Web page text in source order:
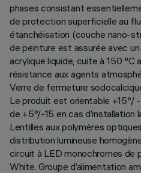
phases consistant
de protection superficielle au
étanchéisation (couche nano-
de peinture est assurée avec
acrylique liquide, cuite à 150 °C
résistance aux agents
Verre de fermeture
Le produit est orientable +15°/
de +5°/-15 en cas d’installation
Lentilles aux polymères
distribution lumineuse
circuit à LED monochromes de
White. Groupe d’alimentation